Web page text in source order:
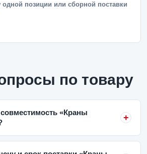
одной позиции или сборной поставки
по товару
«Краны